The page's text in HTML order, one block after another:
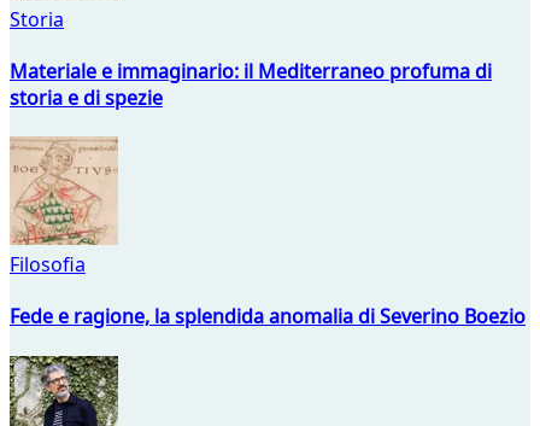
Storia
Materiale e immaginario: il Mediterraneo profuma di
storia e di spezie
Filosofia
Fede e ragione, la splendida anomalia di Severino Boezio